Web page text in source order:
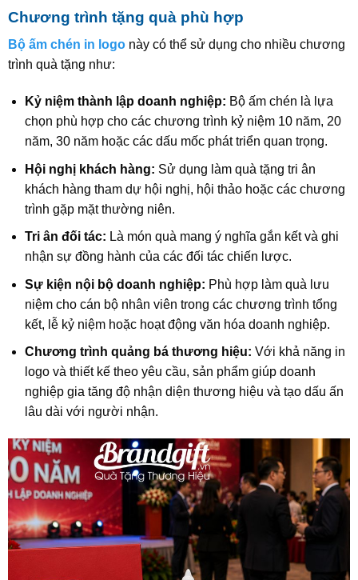
Chương trình tặng quà phù hợp
Bộ ấm chén in logonày có thể sử dụng cho nhiều chương
trình quà tặng như:
Kỷ niệm thành lập doanh nghiệp: Bộ ấm chén là lựa
chọn phù hợp cho các chương trình kỷ niệm 10 năm, 20
năm, 30 năm hoặc các dấu mốc phát triển quan trọng.
Hội nghị khách hàng: Sử dụng làm quà tặng tri ân
khách hàng tham dự hội nghị, hội thảo hoặc các chương
trình gặp mặt thường niên.
Tri ân đối tác: Là món quà mang ý nghĩa gắn kết và ghi
nhận sự đồng hành của các đối tác chiến lược.
Sự kiện nội bộ doanh nghiệp: Phù hợp làm quà lưu
niệm cho cán bộ nhân viên trong các chương trình tổng
kết, lễ kỷ niệm hoặc hoạt động văn hóa doanh nghiệp.
Chương trình quảng bá thương hiệu: Với khả năng in
logo và thiết kế theo yêu cầu, sản phẩm giúp doanh
nghiệp gia tăng độ nhận diện thương hiệu và tạo dấu ấn
lâu dài với người nhận.